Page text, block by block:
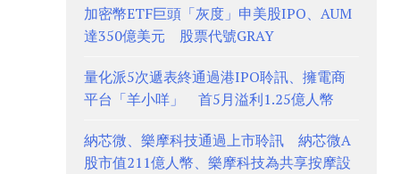
加密幣ETF巨頭「灰度」申美股IPO、AUM
達350億美元 股票代號GRAY
量化派5次遞表終通過港IPO聆訊、擁電商
平台「羊小咩」 首5月溢利1.25億人幣
納芯微、樂摩科技通過上市聆訊 納芯微A
股市值211億人幣、樂摩科技為共享按摩設